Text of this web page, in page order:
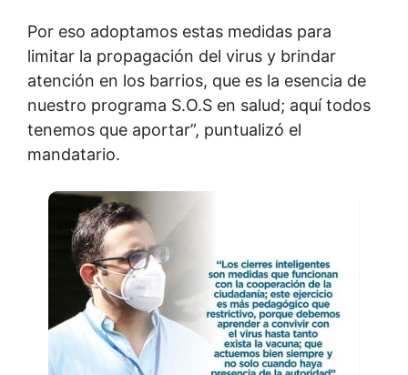
Por eso adoptamos estas medidas para
limitar la propagación del virus y brindar
atención en los barrios, que es la esencia de
nuestro programa S.O.S en salud; aquí todos
tenemos que aportar”, puntualizó el
mandatario.